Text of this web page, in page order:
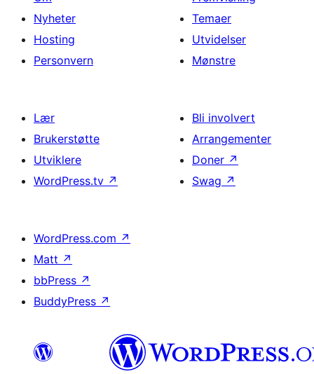
Nyheter
Hosting
Personvern
Temaer
Utvidelser
Mønstre
Lær
Brukerstøtte
Utviklere
WordPress.tv ↗
Bli involvert
Arrangementer
Doner ↗
Swag ↗
WordPress.com ↗
Matt ↗
bbPress ↗
BuddyPress ↗